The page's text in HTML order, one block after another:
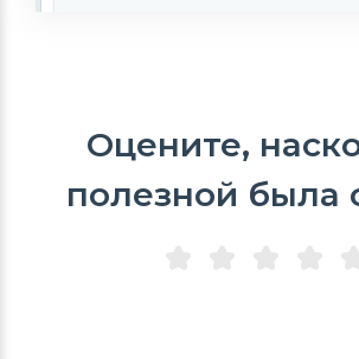
Оцените,
полезной была